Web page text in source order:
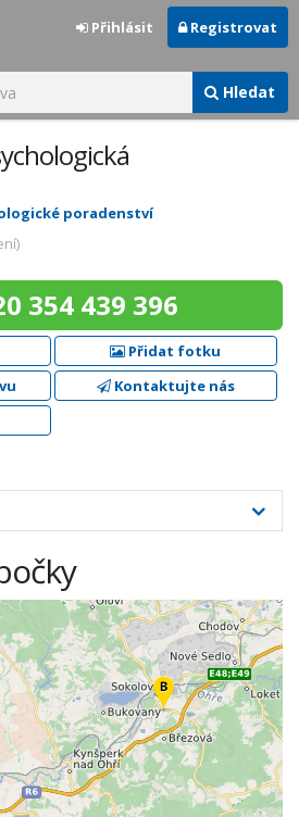
Hledat
Přihlásit Registrovat
poradenství
354 439 396
Přidat fotku
Kontaktujte nás